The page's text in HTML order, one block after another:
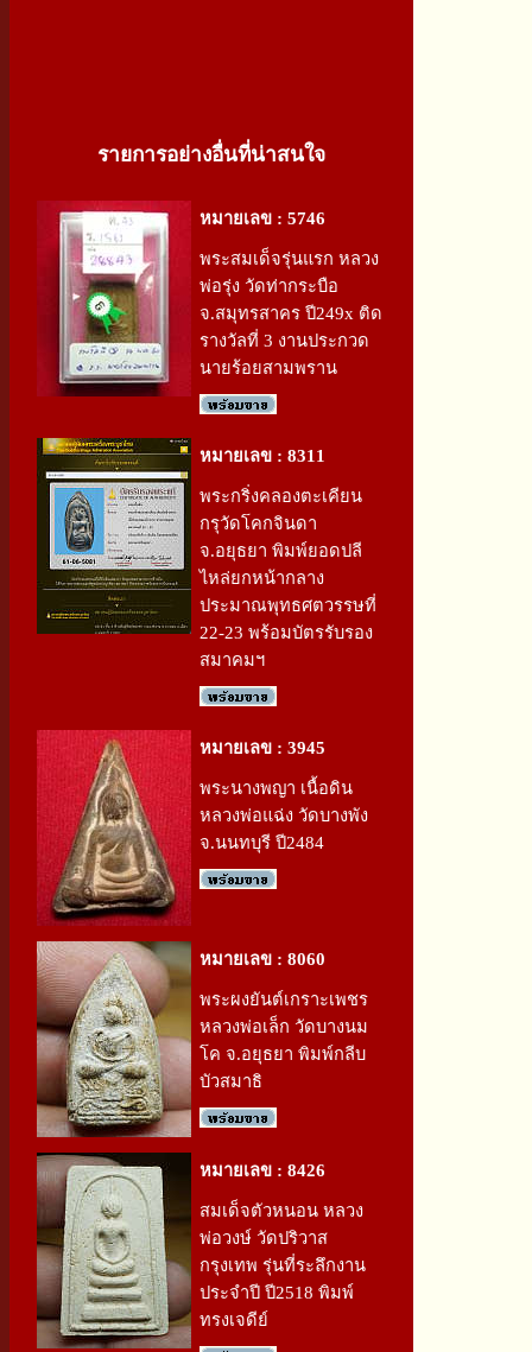
รายการอย่างอื่นที่น่าสนใจ
หมายเลข : 5746
พระสมเด็จรุ่นแรก หลวง
พ่อรุ่ง วัดท่ากระบือ
จ.สมุทรสาคร ปี249x ติด
รางวัลที่ 3 งานประกวด
นายร้อยสามพราน
หมายเลข : 8311
พระกริ่งคลองตะเคียน
กรุวัดโคกจินดา
จ.อยุธยา พิมพ์ยอดปลี
ไหล่ยกหน้ากลาง
ประมาณพุทธศตวรรษที่
22-23 พร้อมบัตรรับรอง
สมาคมฯ
หมายเลข : 3945
พระนางพญา เนื้อดิน
หลวงพ่อแฉ่ง วัดบางพัง
จ.นนทบุรี ปี2484
หมายเลข : 8060
พระผงยันต์เกราะเพชร
หลวงพ่อเล็ก วัดบางนม
โค จ.อยุธยา พิมพ์กลีบ
บัวสมาธิ
หมายเลข : 8426
สมเด็จตัวหนอน หลวง
พ่อวงษ์ วัดปริวาส
กรุงเทพ รุ่นที่ระลึกงาน
ประจำปี ปี2518 พิมพ์
ทรงเจดีย์